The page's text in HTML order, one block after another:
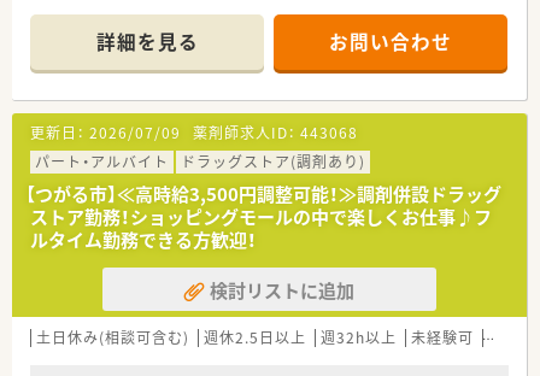
薬剤師常勤は1名、パートは1名いらっしゃいます。増員募集で
す。
詳細を見る お問い合わせ
更新日： 2026/07/09 薬剤師求人ID： 443068
パート・アルバイト
ドラッグストア(調剤あり)
【つがる市】≪高時給3,500円調整可能！≫調剤併設ドラッグ
ストア勤務！ショッピングモールの中で楽しくお仕事♪フ
ルタイム勤務できる方歓迎！
検討リストに追加
土日休み(相談可含む) 週休2.5日以上 週32h以上 未経験可 ブラン